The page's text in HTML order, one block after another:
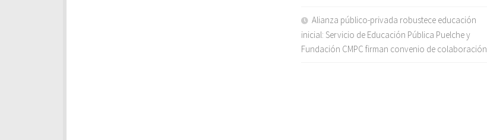
Alianza público-privada robustece educación
inicial: Servicio de Educación Pública Puelche y
Fundación CMPC firman convenio de colaboración